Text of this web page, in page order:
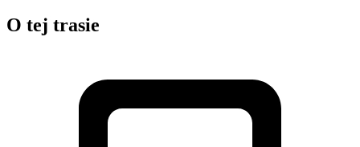
O tej trasie